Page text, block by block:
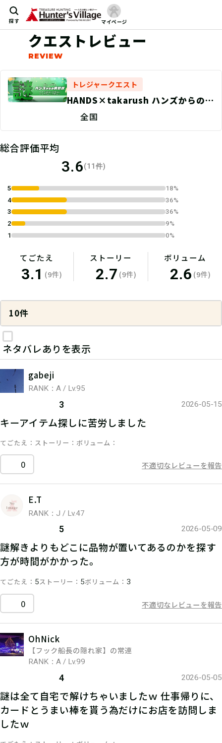
探す マイページ
クエストレビュー
トレジャークエスト
HANDS×takarush ハンズからの挑
戦状（第一弾 Aコース）
全国
総合評価平均
3.6(11件)
5
18%
4
36%
3
36%
2
9%
1
0%
てごたえ
3.1 (9件)
ストーリー
2.7 (9件)
ボリューム
2.6 (9件)
10件
ネタバレありを表示
gabeji
RANK：A / Lv.95
3 2026-05-15
キーアイテム探しに苦労しました
てごたえ ストーリー ボリューム
0 不適切なレビューを報告
E.T
RANK：J / Lv.47
5 2026-05-09
謎解きよりもどこに品物が置いてあるのかを探す
方が時間がかかった。
てごたえ 5ストーリー 5ボリューム 3
0 不適切なレビューを報告
OhNick
【フック船長の隠れ家】の常連
RANK：A / Lv.99
4 2026-05-05
謎は全て自宅で解けちゃいましたｗ 仕事帰りに、
カードとうまい棒を貰う為だけにお店を訪問しま
したｗ